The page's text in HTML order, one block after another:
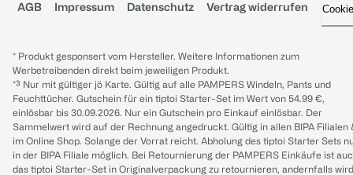
AGB Impressum Datenschutz Vertrag widerrufen
* Produkt gesponsert vom Hersteller. Weitere Informationen zum
Werbetreibenden direkt beim jeweiligen Produkt.
*³ Nur mit gültiger jö Karte. Gültig auf alle PAMPERS Windeln, Pants und
Feuchttücher. Gutschein für ein tiptoi Starter-Set im Wert von 54.99 €,
einlösbar bis 30.09.2026. Nur ein Gutschein pro Einkauf einlösbar. Der
Sammelwert wird auf der Rechnung angedruckt. Gültig in allen BIPA Filialen
im Online Shop. Solange der Vorrat reicht. Abholung des tiptoi Starter Sets
in der BIPA Filiale möglich. Bei Retournierung der PAMPERS Einkäufe ist
das tiptoi Starter-Set in Originalverpackung zu retournieren, andernfalls wird